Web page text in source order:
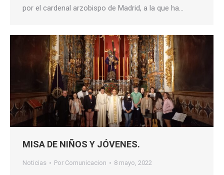
por el cardenal arzobispo de Madrid, a la que ha…
MISA DE NIÑOS Y JÓVENES.
Noticias Por Comunicacion 8 mayo, 2022